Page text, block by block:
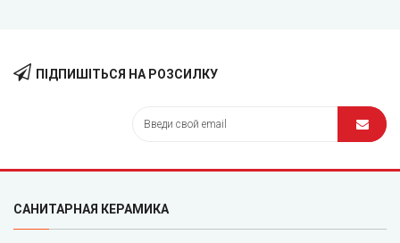
ПІДПИШІТЬСЯ НА РОЗСИЛКУ
САНИТАРНАЯ КЕРАМИКА